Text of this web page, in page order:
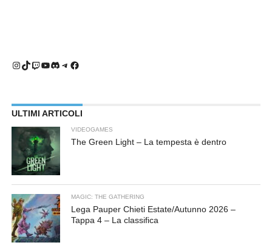
Instagram
TikTok
Twitch
YouTube
Discord
Telegram
Facebook
ULTIMI ARTICOLI
VIDEOGAMES
The Green Light – La tempesta è dentro
MAGIC: THE GATHERING
Lega Pauper Chieti Estate/Autunno 2026 –
Tappa 4 – La classifica